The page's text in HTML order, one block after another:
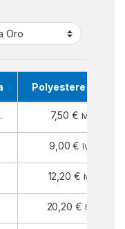
Polyestere
7,50 € Iva inc.
9,00€ Iva inc.
12,20 € Iva inc.
20,20 € Iva inc.